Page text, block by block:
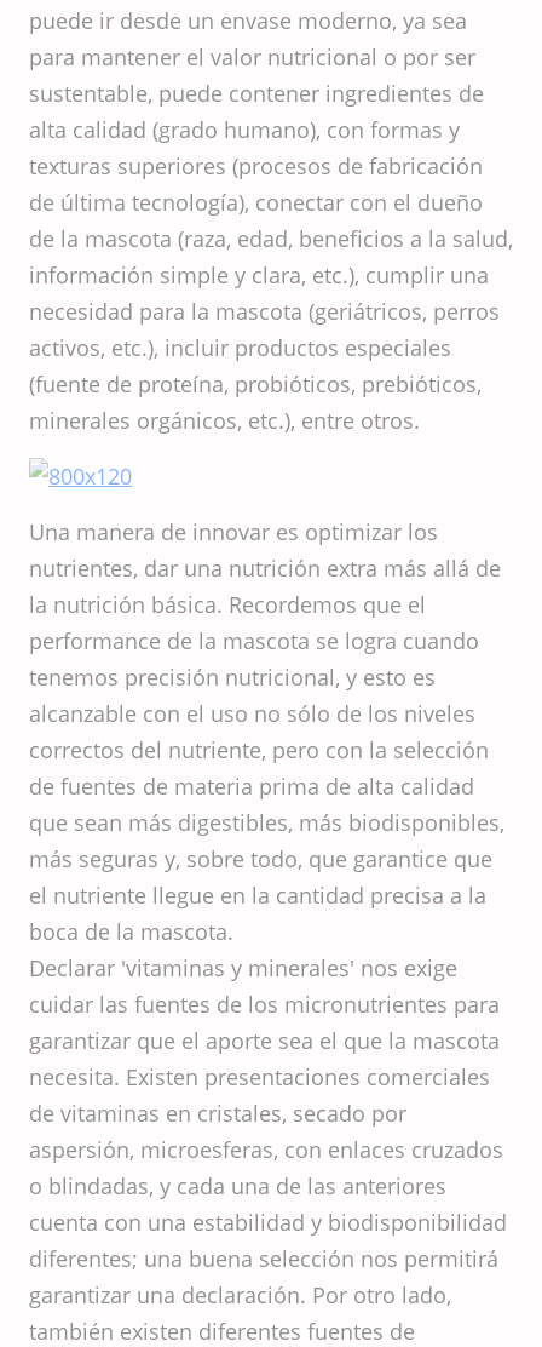
puede ir desde un envase moderno, ya sea
para mantener el valor nutricional o por ser
sustentable, puede contener ingredientes de
alta calidad (grado humano), con formas y
texturas superiores (procesos de fabricación
de última tecnología), conectar con el dueño
de la mascota (raza, edad, beneficios a la salud,
información simple y clara, etc.), cumplir una
necesidad para la mascota (geriátricos, perros
activos, etc.), incluir productos especiales
(fuente de proteína, probióticos, prebióticos,
minerales orgánicos, etc.), entre otros.
Una manera de innovar es optimizar los
nutrientes, dar una nutrición extra más allá de
la nutrición básica. Recordemos que el
performance de la mascota se logra cuando
tenemos precisión nutricional, y esto es
alcanzable con el uso no sólo de los niveles
correctos del nutriente, pero con la selección
de fuentes de materia prima de alta calidad
que sean más digestibles, más biodisponibles,
más seguras y, sobre todo, que garantice que
el nutriente llegue en la cantidad precisa a la
boca de la mascota.
Declarar 'vitaminas y minerales' nos exige
cuidar las fuentes de los micronutrientes para
garantizar que el aporte sea el que la mascota
necesita. Existen presentaciones comerciales
de vitaminas en cristales, secado por
aspersión, microesferas, con enlaces cruzados
o blindadas, y cada una de las anteriores
cuenta con una estabilidad y biodisponibilidad
diferentes; una buena selección nos permitirá
garantizar una declaración. Por otro lado,
también existen diferentes fuentes de